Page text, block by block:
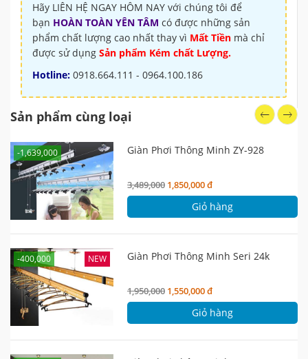
Hãy LIÊN HỆ NGAY HÔM NAY với chúng tôi để
bạn HOÀN TOÀN YÊN TÂM có được những sản
phẩm chất lượng cao nhất thay vì Mất Tiền mà chỉ
được sử dụng Sản phẩm Kém chất Lượng.
Hotline: 0918.664.111 - 0964.100.186
Sản phẩm cùng loại
-1,639,000 Giàn Phơi Thông Minh ZY-928
3,489,000 1,850,000 đ
Giỏ hàng
NEW
-400,000 Giàn Phơi Thông Minh Seri 24k
1,950,000 1,550,000 đ
Giỏ hàng